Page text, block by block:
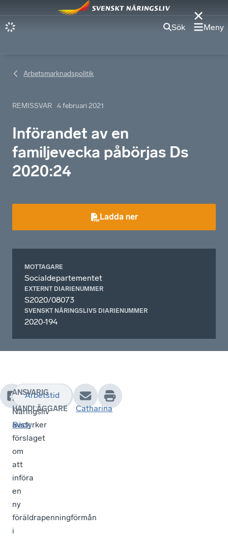
Sök Meny
Arbetsmarknadspolitik
REMISSVAR 4 februari 2021
Införandet av en
familjevecka påbörjas Ds
2020:24
Ladda ner
MOTTAGARE
Socialdepartementet
EXTERNT DIARIENUMMER
S2020/08073
SVENSKT NÄRINGSLIVS DIARIENUMMER
2020-194
Svenskt
Näringsliv
avstyrker
förslaget
om
att
införa
en
ny
föräldrapenningförmån
i
Arbetstid
ANSVARIG
HANDLÄGGARE
Catharina
Bäck